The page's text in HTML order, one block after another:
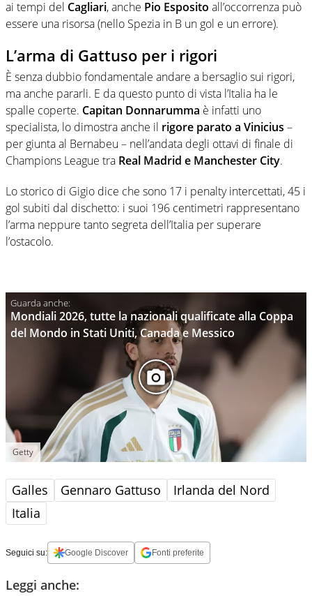
ai tempi del Cagliari, anche Pio Esposito all’occorrenza può
essere una risorsa (nello Spezia in B un gol e un errore).
L’arma di Gattuso per i rigori
È senza dubbio fondamentale andare a bersaglio sui rigori,
ma anche pararli. E da questo punto di vista l’Italia ha le
spalle coperte. Capitan Donnarumma è infatti uno
specialista, lo dimostra anche il rigore parato a Vinicius –
per giunta al Bernabeu – nell’andata degli ottavi di finale di
Champions League tra Real Madrid e Manchester City.
Lo storico di Gigio dice che sono 17 i penalty intercettati, 45 i
gol subiti dal dischetto: i suoi 196 centimetri rappresentano
l’arma neppure tanto segreta dell’Italia per superare
l’ostacolo.
Mondiali 2026, tutte la nazionali qualificate alla Coppa
del Mondo in Stati Uniti, Canada e Messico
Getty
Galles Gennaro Gattuso
Irlanda del Nord
Italia
Seguici su: Google Discover Fonti preferite
Leggi anche: